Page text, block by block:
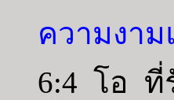
ความงาม
6:4 โอ ที่